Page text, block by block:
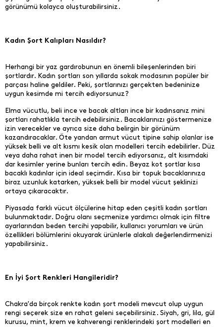
görünümü kolayca oluşturabilirsiniz.
Kadın Şort Kalıpları Nasıldır?
Herhangi bir yaz gardırobunun en önemli bileşenlerinden biri
şortlardır. Kadın şortları son yıllarda sokak modasının popüler bir
parçası haline geldiler. Peki, şortlarınızı gerçekten bedeninize
uygun kesimde mi tercih ediyorsunuz?
Elma vücutlu, beli ince ve bacak altları ince bir kadınsanız mini
şortları rahatlıkla tercih edebilirsiniz. Bacaklarınızı göstermenize
izin verecekler ve ayrıca size daha belirgin bir görünüm
kazandıracaklar. Öte yandan armut vücut tipine sahip olanlar ise
yüksek belli ve alt kısmı kesik olan modelleri tercih edebilirler. Düz
veya daha rahat inen bir model tercih ediyorsanız, alt kısımdaki
dar kesimler yerine bunları tercih edin. Beyaz kot şortlar kısa
bacaklı kadınlar için ideal seçimdir. Kısa bir topuk bacaklarınıza
biraz uzunluk katarken, yüksek belli bir model vücut şeklinizi
ortaya çıkaracaktır.
Piyasada farklı vücut ölçülerine hitap eden çeşitli kadın şortları
bulunmaktadır. Doğru olanı seçmenize yardımcı olmak için filtre
ayarlarından beden tercihi yapabilir, kullanıcı yorumları ve ürün
özellikleri bölümlerini okuyarak ürünlerle alakalı değerlendirmenizi
yapabilirsiniz.
En İyi Şort Renkleri Hangileridir?
Chakra'da birçok renkte kadın şort modeli mevcut olup uygun
rengi seçerek size en rahat geleni seçebilirsiniz. Siyah, gri, lila, gül
kurusu, mint, krem ve kahverengi renklerindeki şort modelleri en